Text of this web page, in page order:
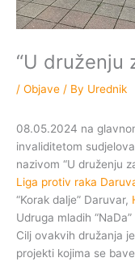
“U druženju
/ Objave / By Urednik
08.05.2024 na
invaliditetom
nazivom “U druženju
Liga protiv raka
“Korak dalje” Daruvar,
Udruga mladih
Cilj ovakvih družanja
projekti kojima se